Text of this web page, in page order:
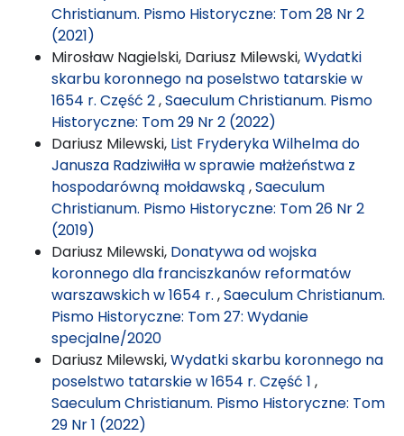
Christianum. Pismo Historyczne: Tom 28 Nr 2
(2021)
Mirosław Nagielski, Dariusz Milewski,Wydatki
skarbu koronnego na poselstwo tatarskie w
1654 r. Część 2,Saeculum Christianum. Pismo
Historyczne: Tom 29 Nr 2 (2022)
Dariusz Milewski, List Fryderyka Wilhelma do
Janusza Radziwiłła w sprawie małżeństwa z
hospodarówną mołdawską ,Saeculum
Christianum. Pismo Historyczne: Tom 26 Nr 2
(2019)
Dariusz Milewski, Donatywa od wojska
koronnego dla franciszkanów reformatów
warszawskich w 1654 r. ,Saeculum Christianum.
Pismo Historyczne: Tom 27: Wydanie
specjalne/2020
Dariusz Milewski,Wydatki skarbu koronnego na
poselstwo tatarskie w 1654 r. Część 1 ,
Saeculum Christianum. Pismo Historyczne: Tom
29 Nr 1 (2022)